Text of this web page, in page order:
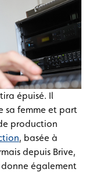
épuisé. Il
sa femme et part
production
, basée à
depuis Brive,
également